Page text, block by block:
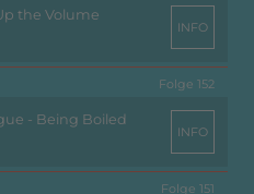
the Volume
INFO
Folge 152
- Being Boiled
INFO
Folge 151